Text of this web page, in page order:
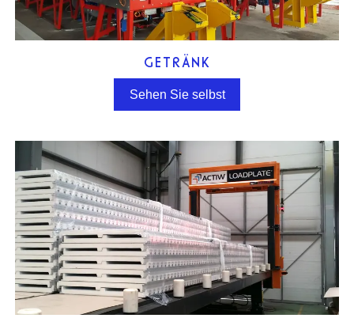
GETRÄNK
Sehen Sie selbst